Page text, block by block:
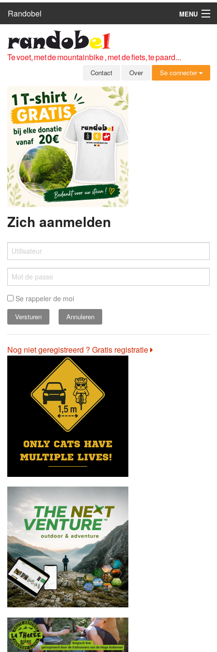
Randobel
MENU
ROUTES
CLUBS
OVER
LEDEN
ZICH AANMELDEN
GRATIS REGISTRATIE
WACHTWOORD VERGETEN
Te voet, met de mountainbike , met de fiets, te paard...
Contact Over Se connecter
Zich aanmelden
Se rappeler de moi
Annuleren
Nog niet geregistreerd ? Gratis registratie